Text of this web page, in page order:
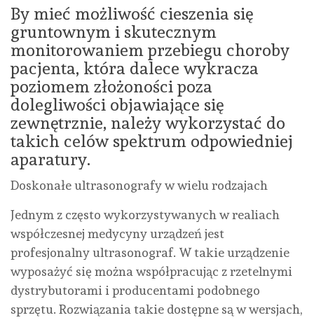
By mieć możliwość cieszenia się
gruntownym i skutecznym
monitorowaniem przebiegu choroby
pacjenta, która dalece wykracza
poziomem złożoności poza
dolegliwości objawiające się
zewnętrznie, należy wykorzystać do
takich celów spektrum odpowiedniej
aparatury.
Doskonałe ultrasonografy w wielu rodzajach
Jednym z często wykorzystywanych w realiach
współczesnej medycyny urządzeń jest
profesjonalny ultrasonograf. W takie urządzenie
wyposażyć się można współpracując z rzetelnymi
dystrybutorami i producentami podobnego
sprzętu. Rozwiązania takie dostępne są w wersjach,